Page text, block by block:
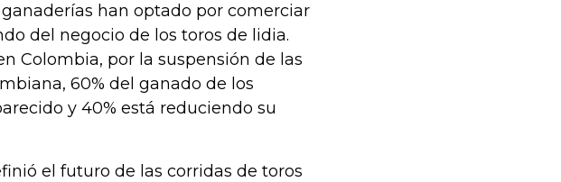
han optado por comerciar
del negocio de los toros de lidia.
Colombia, por la suspensión de las
60% del ganado de los
y 40% está reduciendo su
el futuro de las corridas de toros